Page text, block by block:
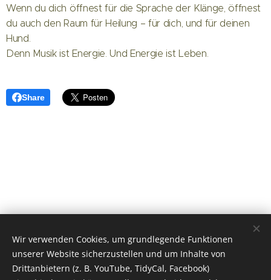
Wenn du dich öffnest für die Sprache der Klänge, öffnest
du auch den Raum für Heilung – für dich, und für deinen
Hund.
Denn Musik ist Energie. Und Energie ist Leben.
Share
Wir verwenden Cookies, um grundlegende Funktionen
unserer Website sicherzustellen und um Inhalte von
Drittanbietern (z. B. YouTube, TidyCal, Facebook)